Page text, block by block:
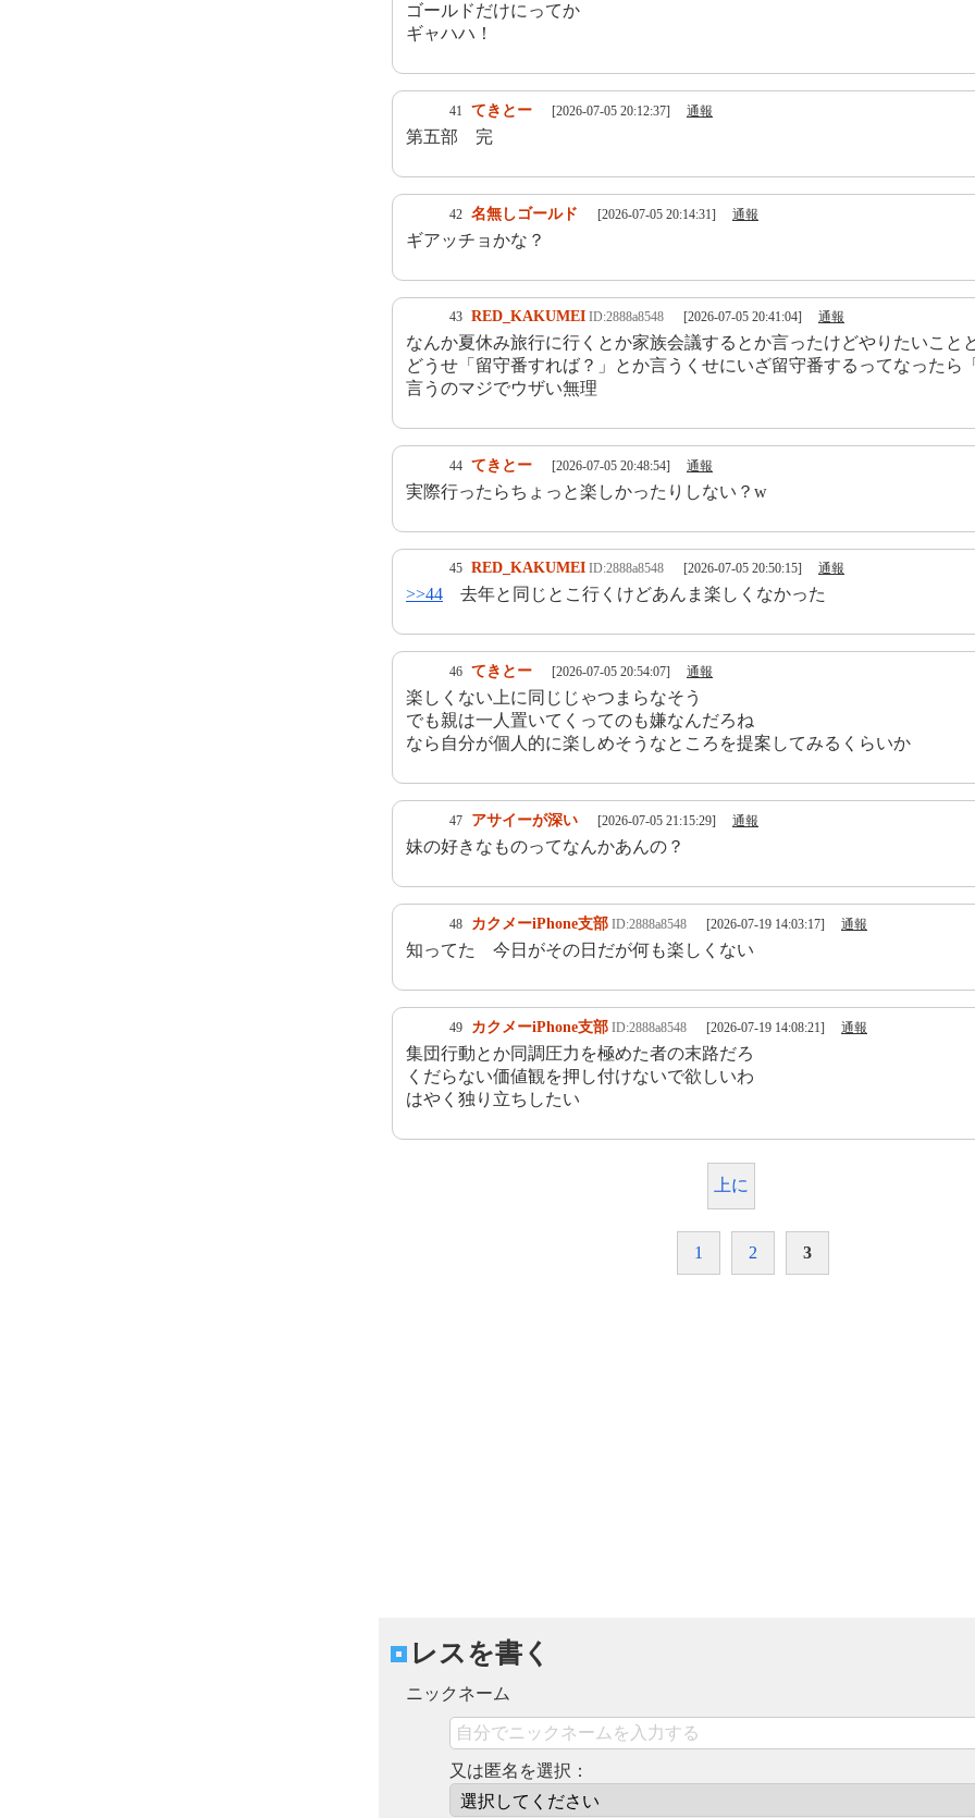
ゴールドだけにってか
ギャハハ！
41 てきとー [2026-07-05 20:12:37] 通報
第五部 完
42 名無しゴールド [2026-07-05 20:14:31] 通報
ギアッチョかな？
43 RED_KAKUMEI ID:2888a8548 [2026-07-05 20:41:04] 通報
なんか夏休み旅行に行くとか家族会議するとか言ったけどやりたいこと
どうせ「留守番すれば？」とか言うくせにいざ留守番するってなったら
言うのマジでウザい無理
44 てきとー [2026-07-05 20:48:54] 通報
実際行ったらちょっと楽しかったりしない？w
45 RED_KAKUMEI ID:2888a8548 [2026-07-05 20:50:15] 通報
>>44 去年と同じとこ行くけどあんま楽しくなかった
46 てきとー [2026-07-05 20:54:07] 通報
楽しくない上に同じじゃつまらなそう
でも親は一人置いてくってのも嫌なんだろね
なら自分が個人的に楽しめそうなところを提案してみるくらいか
47 アサイーが深い [2026-07-05 21:15:29] 通報
妹の好きなものってなんかあんの？
48 カクメーiPhone支部 ID:2888a8548 [2026-07-19 14:03:17] 通報
知ってた 今日がその日だが何も楽しくない
49 カクメーiPhone支部 ID:2888a8548 [2026-07-19 14:08:21] 通報
集団行動とか同調圧力を極めた者の末路だろ
くだらない価値観を押し付けないで欲しいわ
はやく独り立ちしたい
上に
1 2 3
レスを書く
ニックネーム
又は匿名を選択：